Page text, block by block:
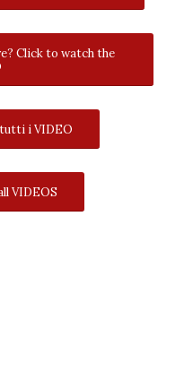
Click to watch the
i VIDEO
VIDEOS